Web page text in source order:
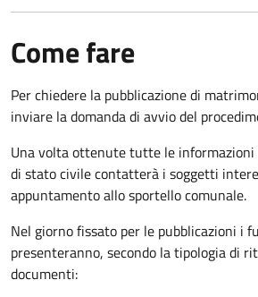
Come fare
Per chiedere la pubblicazione di
inviare la domanda di avvio del
Una volta ottenute tutte le
di stato civile contatterà i soggetti
appuntamento allo sportello comunale.
Nel giorno fissato per le pubblicazioni i
presenteranno, secondo la tipologia di
documenti: